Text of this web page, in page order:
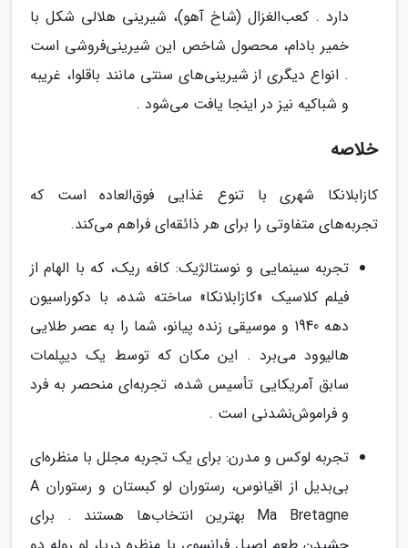
دارد . کعب‌الغزال (شاخ آهو)، شیرینی هلالی شکل با
خمیر بادام، محصول شاخص این شیرینی‌فروشی است
. انواع دیگری از شیرینی‌های سنتی مانند باقلوا، غریبه
و شباکیه نیز در اینجا یافت می‌شود .
خلاصه
کازابلانکا شهری با تنوع غذایی فوق‌العاده است که
تجربه‌های متفاوتی را برای هر ذائقه‌ای فراهم می‌کند.
تجربه سینمایی و نوستالژیک: کافه ریک، که با الهام از
فیلم کلاسیک «کازابلانکا» ساخته شده، با دکوراسیون
دهه 1940 و موسیقی زنده پیانو، شما را به عصر طلایی
هالیوود می‌برد . این مکان که توسط یک دیپلمات
سابق آمریکایی تأسیس شده، تجربه‌ای منحصر به فرد
و فراموش‌نشدنی است .
تجربه لوکس و مدرن: برای یک تجربه مجلل با منظره‌ای
بی‌بدیل از اقیانوس، رستوران لو کبستان و رستوران A
Ma Bretagne بهترین انتخاب‌ها هستند . برای